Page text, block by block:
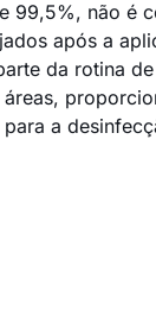
99,5%, não é
após a
da rotina
áreas,
a